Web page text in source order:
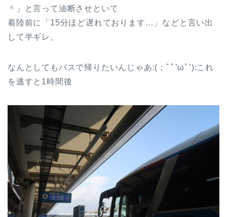
＾」と言って油断させといて
着陸前に「15分ほど遅れております…」などと言い出
して半ギレ。
なんとしてもバスで帰りたいんじゃあ:(；ﾞﾟ’ωﾟ’):これ
を逃すと1時間後